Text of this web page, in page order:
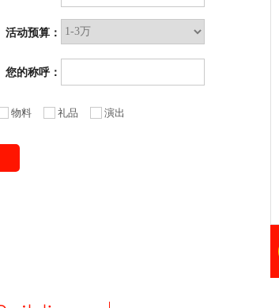
活动预算：
您的称呼：
物料 礼品 演出